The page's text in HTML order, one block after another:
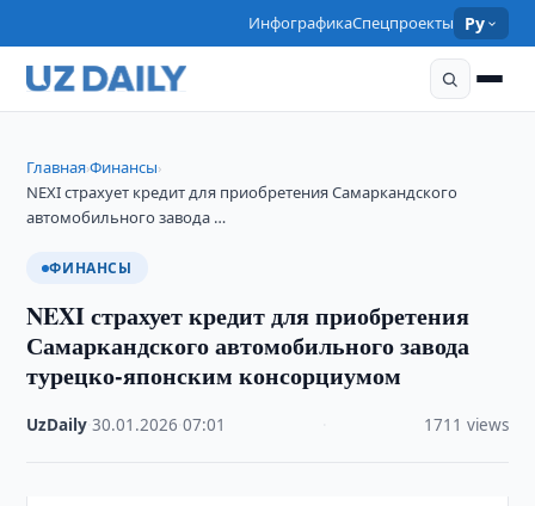
ИнфографикаСпецпроекты Ру
Главная›Финансы›
NEXI страхует кредит для приобретения Самаркандского
автомобильного завода …
ФИНАНСЫ
NEXI страхует кредит для приобретения
Самаркандского автомобильного завода
турецко-японским консорциумом
UzDaily ·30.01.2026 ·07:01 1711 views